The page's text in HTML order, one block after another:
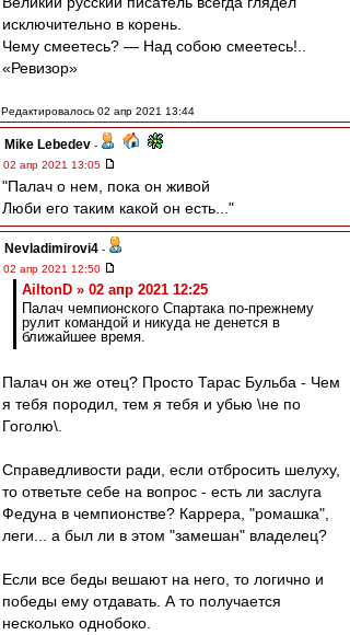
исключительно в корень.
Чему смеетесь? — Над собою смеетесь!..
«Ревизор»
Редактировалось 02 апр 2021 13:44
Mike Lebedev -
02 апр 2021 13:05
"Палач о нем, пока он живой
Люби его таким какой он есть..."
Nevladimirovi4 -
02 апр 2021 12:50
AiltonD » 02 апр 2021 12:25
Палач чемпионского Спартака по-прежнему
рулит командой и никуда не денется в
ближайшее время.
Палач он же отец? Просто Тарас Бульба - Чем
я тебя породил, тем я тебя и убью \не по
Гоголю\.
Справедливости ради, если отбросить шелуху,
то ответьте себе на вопрос - есть ли заслуга
Федуна в чемпионстве? Каррера, "ромашка",
леги... а был ли в этом "замешан" владелец?
Если все беды вешают на него, то логично и
победы ему отдавать. А то получается
несколько однобоко.